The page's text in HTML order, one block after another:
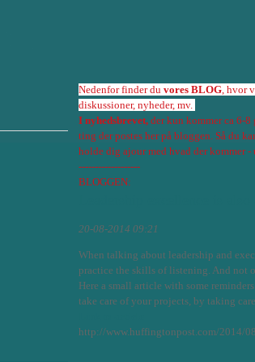
Nedenfor finder du vores BLOG, hvor
diskussioner, nyheder, mv.
I nyhedsbrevet, der kun kommer ca 6-
ting der postes her på bloggen. Så du
holde dig ajour med hvad der kommer
-------------------
BLOGGEN:
20-08-2014 09:21
When talking about leadership and
practice the skills of listening. And not
Here a small article with some
take care of your projects, by taking
http://www.huffingtonpost.com/2014/